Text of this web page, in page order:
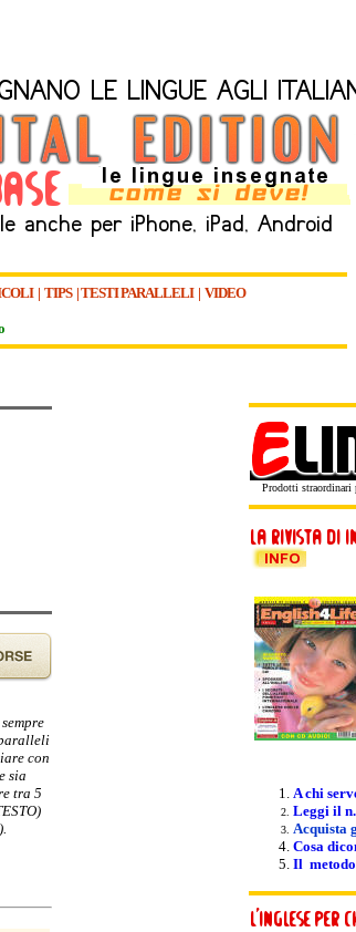
| TIPS|TESTI PARALLELI| VIDEO
con
sia
tra 5
Prodotti straordinari
A chi
Leggi il
Acquista
Cosa
Il metodo